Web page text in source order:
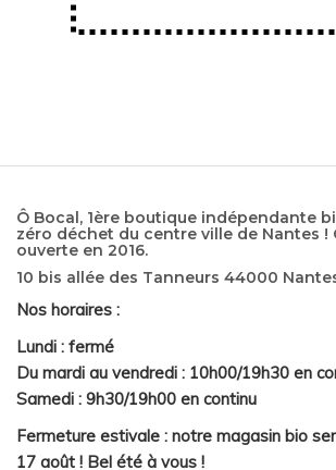
Ô Bocal, 1ère boutique indépendante
zéro déchet du centre ville de Nantes !
ouverte en 2016.
10 bis allée des Tanneurs 44000
Nos horaires :
Lundi : fermé
Du mardi au vendredi : 10h00/19h30 en
Samedi : 9h30/19h00 en continu
Fermeture estivale : notre magasin bio
17 août ! Bel été à vous !